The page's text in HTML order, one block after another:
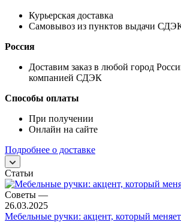
Курьерская доставка
Самовывоз из пунктов выдачи
Россия
Доставим заказ в любой город
компанией СДЭК
Способы оплаты
При получении
Онлайн на сайте
Подробнее о доставке
Статьи
Советы —
26.03.2025
Мебельные ручки: акцент, который